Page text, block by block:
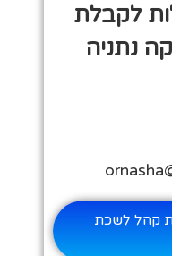
לקבלת
נתניה
קהל לשכת